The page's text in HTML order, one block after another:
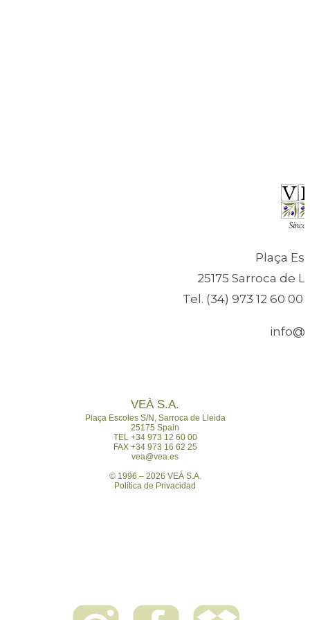
Plaça
25175 Sarroca de
Tel. (34) 973 12 60 00
VEÀ S.A.
Plaça Escoles S/N, Sarroca de Lleida
25175 Spain
TEL +34 973 12 60 00
FAX +34 973 16 62 25
vea@vea.es
© 1996 – 2026 VEÁ S.A.
Política de Privacidad